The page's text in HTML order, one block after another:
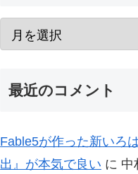
最近のコメント
Fable5が作った新いろ
出』が本気で良い に 中